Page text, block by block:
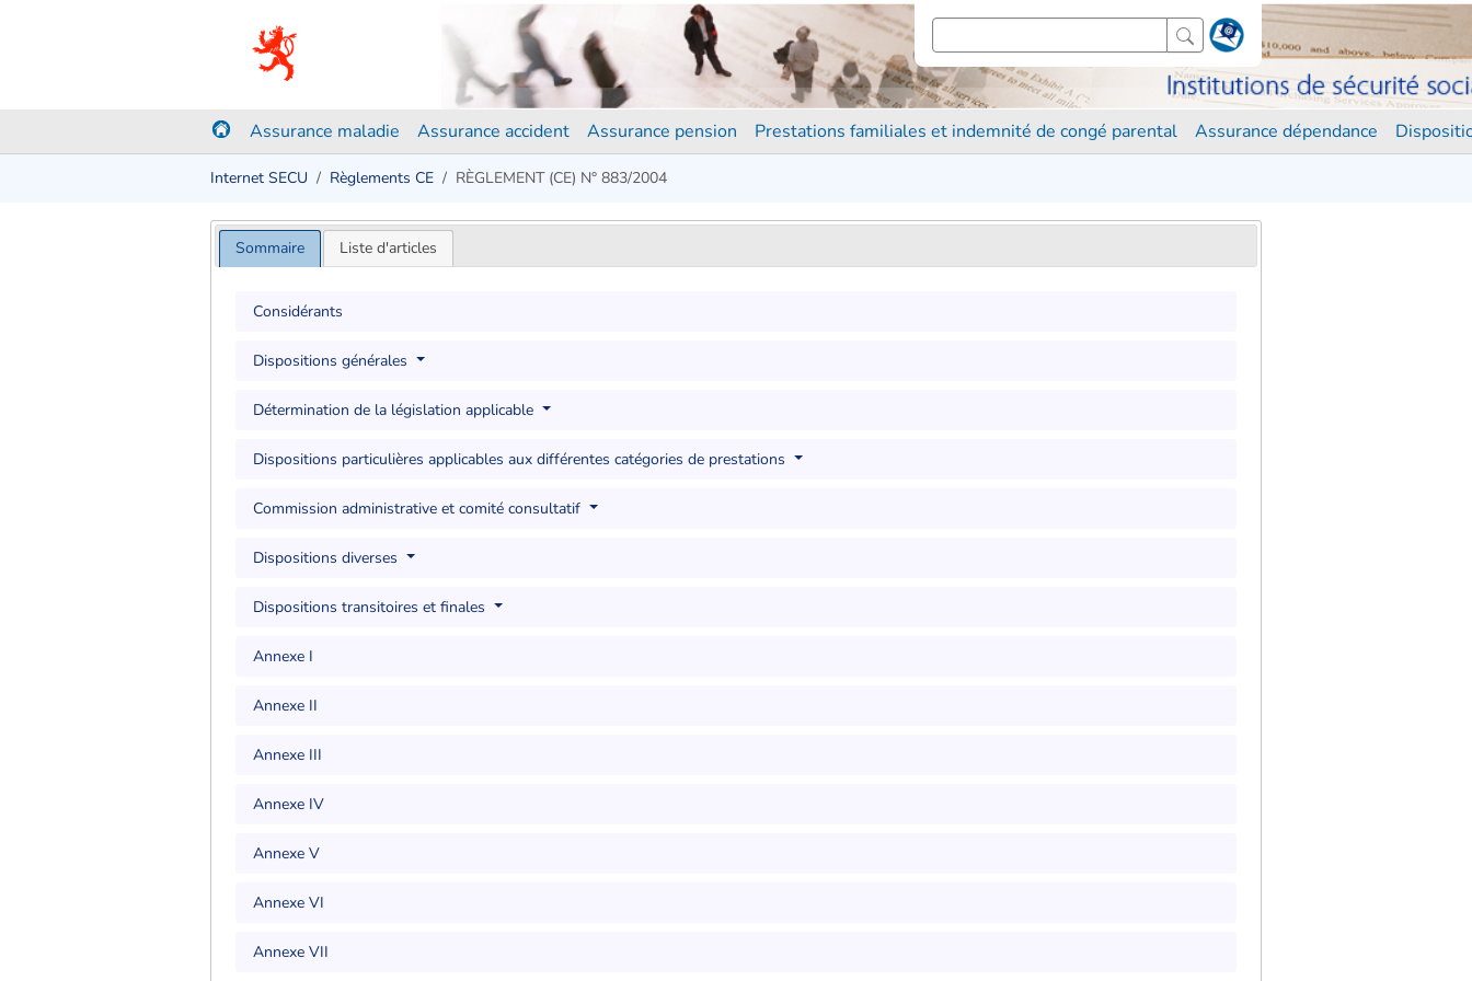
Assurance maladie Assurance accident Assurance pension Prestations familiales et indemnité de congé parental Assurance dépendance
Internet SECU Règlements CE RÈGLEMENT (CE) N° 883/2004
Sommaire Liste d'articles
Considérants
Dispositions générales
Détermination de la législation applicable
Dispositions particulières applicables aux différentes catégories de prestations
Commission administrative et comité consultatif
Dispositions diverses
Dispositions transitoires et finales
Annexe I
Annexe II
Annexe III
Annexe IV
Annexe V
Annexe VI
Annexe VII